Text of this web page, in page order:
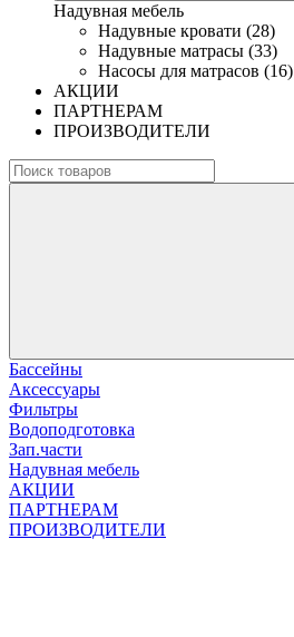
Надувная мебель
Надувные кровати (28)
Надувные матрасы (33)
Насосы для матрасов (16)
АКЦИИ
ПАРТНЕРАМ
ПРОИЗВОДИТЕЛИ
Бассейны
Аксессуары
Фильтры
Водоподготовка
Зап.части
Надувная мебель
АКЦИИ
ПАРТНЕРАМ
ПРОИЗВОДИТЕЛИ